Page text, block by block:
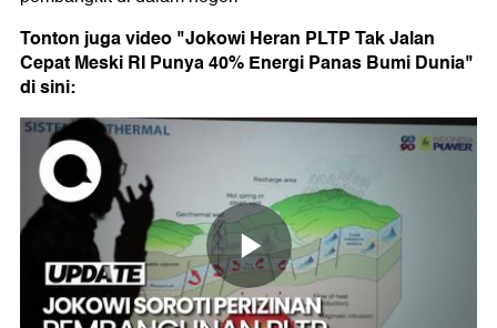
Tonton juga video "Jokowi Heran PLTP Tak Jalan
Cepat Meski RI Punya 40% Energi Panas Bumi Dunia"
di sini: